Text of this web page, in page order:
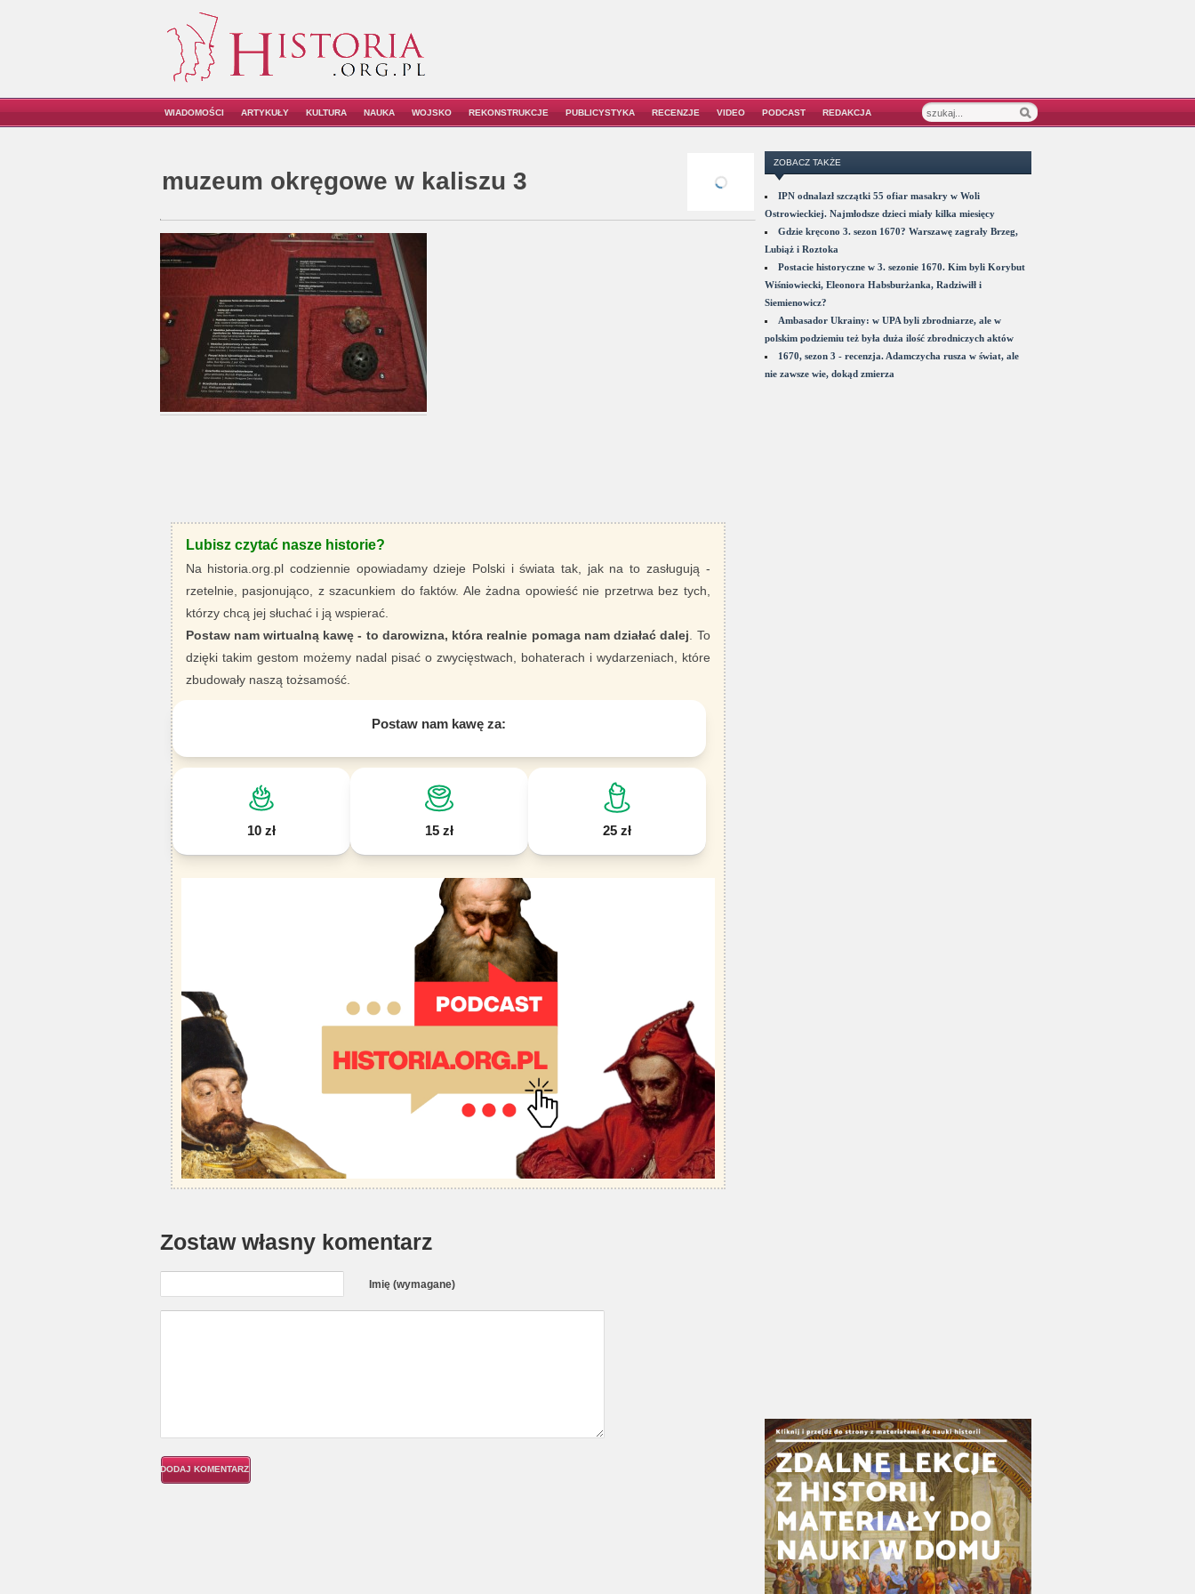
WIADOMOŚCI ARTYKUŁY KULTURA NAUKA WOJSKO REKONSTRUKCJE PUBLICYSTYKA RECENZJE VIDEO PODCAST REDAKCJA
muzeum okręgowe w kaliszu 3
Lubisz czytać nasze historie?
Na historia.org.pl codziennie opowiadamy dzieje Polski i świata tak, jak na to zasługują -
rzetelnie, pasjonująco, z szacunkiem do faktów. Ale żadna opowieść nie przetrwa bez tych,
którzy chcą jej słuchać i ją wspierać.
Postaw nam wirtualną kawę - to darowizna, która realnie pomaga nam działać dalej . To
dzięki takim gestom możemy nadal pisać o zwycięstwach, bohaterach i wydarzeniach, które
zbudowały naszą tożsamość.
Postaw nam kawę za:
10 zł 15 zł 25 zł
Zostaw własny komentarz
Imię (wymagane)
ZOBACZ TAKŻE
IPN odnalazł szczątki 55 ofiar masakry w Woli
Ostrowieckiej. Najmłodsze dzieci miały kilka miesięcy
Gdzie kręcono 3. sezon 1670? Warszawę zagrały Brzeg,
Lubiąż i Roztoka
Postacie historyczne w 3. sezonie 1670. Kim byli Korybut
Wiśniowiecki, Eleonora Habsburżanka, Radziwiłł i
Siemienowicz?
Ambasador Ukrainy: w UPA byli zbrodniarze, ale w
polskim podziemiu też była duża ilość zbrodniczych aktów
1670, sezon 3 - recenzja. Adamczycha rusza w świat, ale
nie zawsze wie, dokąd zmierza